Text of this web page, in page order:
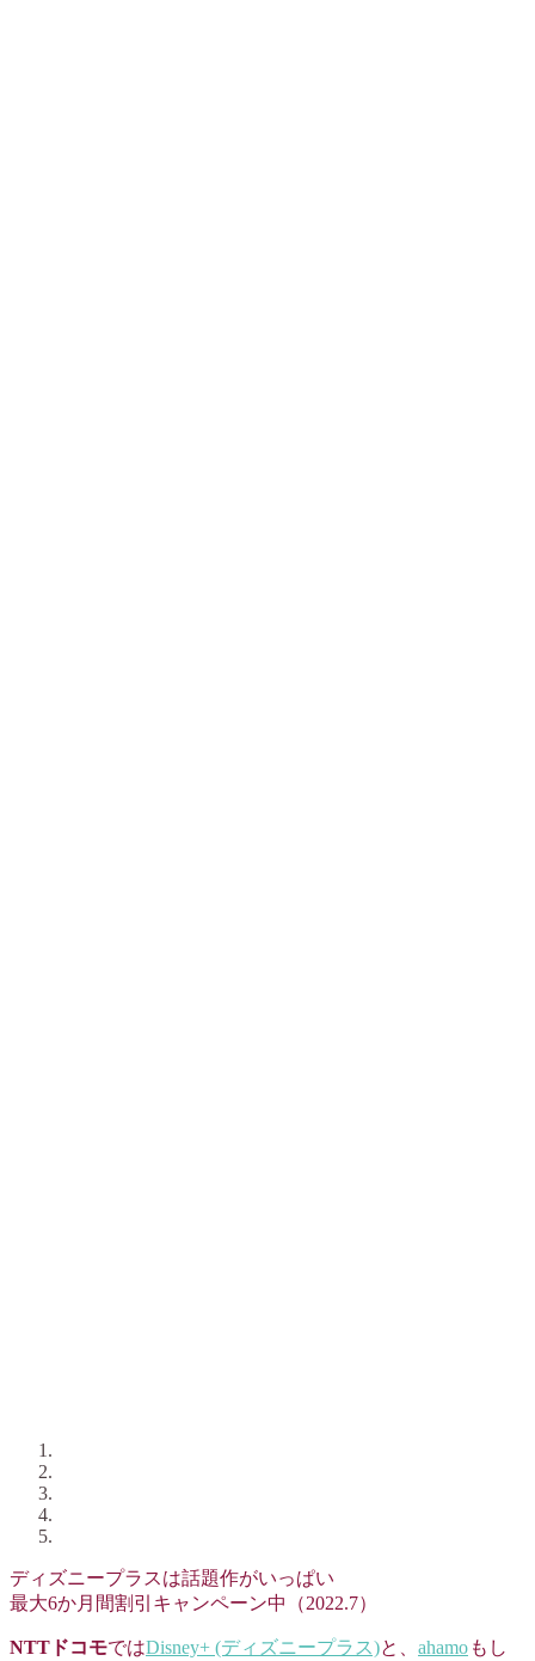
ディズニープラスは話題作がいっぱい
最大6か月間割引キャンペーン中（2022.7）
NTTドコモではDisney+ (ディズニープラス)と、 ahamo もし